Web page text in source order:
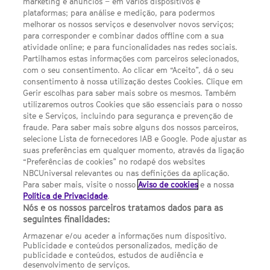
LINKS ÚTEIS
Escolhas de Anúncios
Política de privacidade
Termos E Condições
FILMES
UMA DIVISÃO DA NBCUNIVERSAL
Contact us by email: contact.SYFYPortugal@ncbuni.com
NBC Universal Global Networks España S.L.U. is wholly owned
by Universal Studios International BV
NBC Universal Global Networks, S.L.U. Paseo de la Castellana,
95. Planta 10 Edificio Torre Europa 28046 Madrid B-82227893
plataformas; para análise e medição, para podermos
melhorar os nossos serviços e desenvolver novos serviços;
para corresponder e combinar dados offline com a sua
atividade online; e para funcionalidades nas redes sociais.
Partilhamos estas informações com parceiros selecionados,
com o seu consentimento. Ao clicar em “Aceito”, dá o seu
consentimento à nossa utilização destes Cookies. Clique em
Gerir escolhas para saber mais sobre os mesmos. Também
utilizaremos outros Cookies que são essenciais para o nosso
site e Serviços, incluindo para segurança e prevenção de
fraude. Para saber mais sobre alguns dos nossos parceiros,
selecione Lista de fornecedores IAB e Google. Pode ajustar as
suas preferências em qualquer momento, através da ligação
“Preferências de cookies” no rodapé dos websites
NBCUniversal relevantes ou nas definições da aplicação.
Para saber mais, visite o nossoAviso de cookies e a nossa
Política de Privacidade.
Nós e os nossos parceiros tratamos dados para as
seguintes finalidades:
Armazenar e/ou aceder a informações num dispositivo.
Publicidade e conteúdos personalizados, medição de
publicidade e conteúdos, estudos de audiência e
desenvolvimento de serviços.